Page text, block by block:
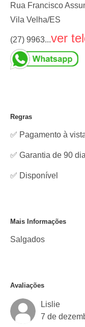
Rua Francisco
Vila Velha/ES
(27) 9963...ver
Regras
✅ Pagamento à
✅ Garantia de 90
✅ Disponível
Mais Informações
Salgados
Avaliações
Lislie
7 de